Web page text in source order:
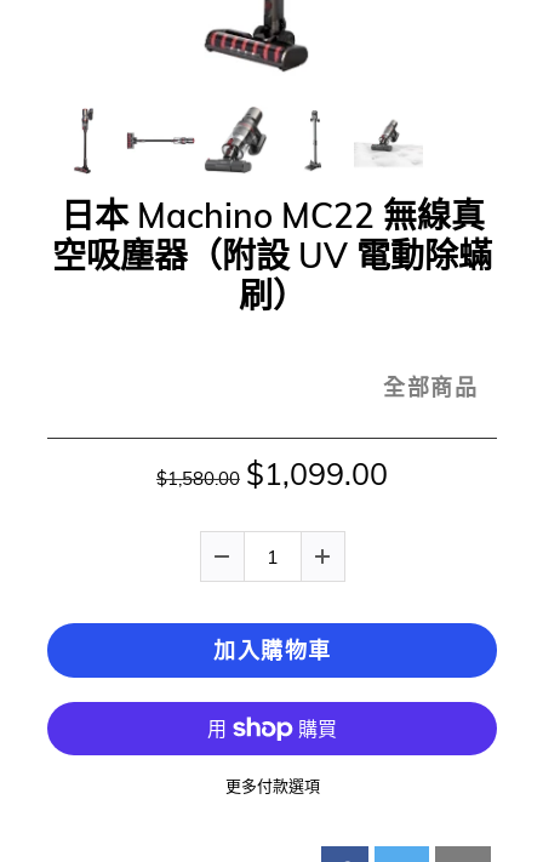
日本 Machino MC22 無線真
空吸塵器（附設 UV 電動除蟎
刷）
全部商品
$1,580.00 $1,099.00
加入購物車
更多付款選項